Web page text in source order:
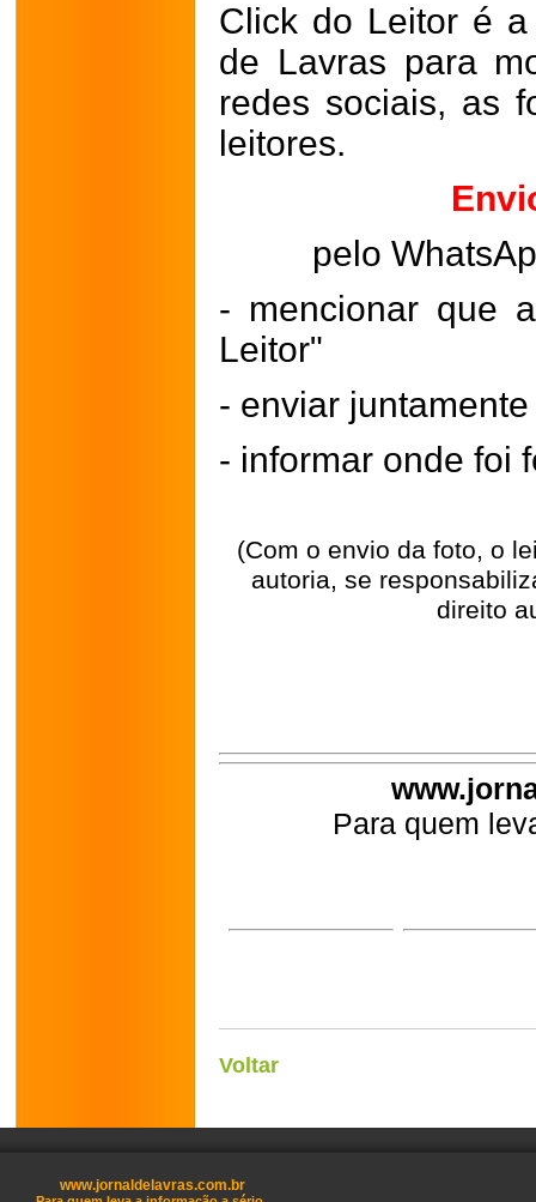
Click do Leitor é
de Lavras para
redes sociais, as
leitores.
pelo
- mencionar que
Leitor"
- enviar
- informar onde foi
(Com o envio da foto, o
autoria, se
direito
Para quem
Voltar
www.jornaldelavras.com.br